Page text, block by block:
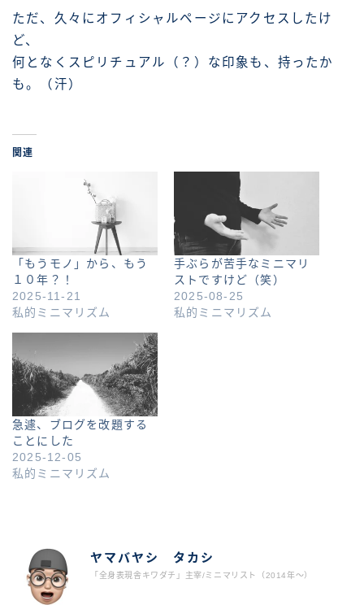
ただ、久々にオフィシャルページにアクセスしたけ
ど、
何となくスピリチュアル（？）な印象も、持ったか
も。（汗）
関連
「もうモノ」から、もう
１０年？！
2025-11-21
私的ミニマリズム
手ぶらが苦手なミニマリ
ストですけど（笑）
2025-08-25
私的ミニマリズム
急遽、ブログを改題する
ことにした
2025-12-05
私的ミニマリズム
ヤマバヤシ タカシ
「全身表現舎キワダチ」主宰/ミニマリスト（2014年〜）